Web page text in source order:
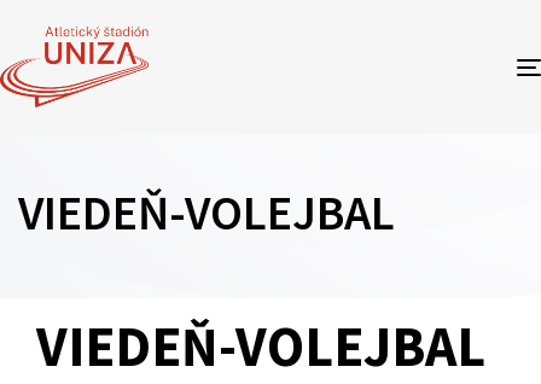
VIEDEŇ-VOLEJBAL
IN:
VIEDEŇ-VOLEJBAL
on: